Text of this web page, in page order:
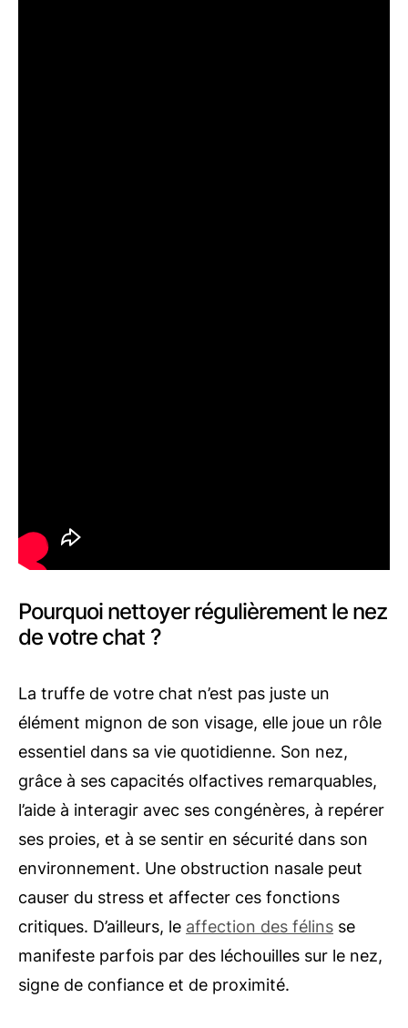
Pourquoi nettoyer régulièrement le nez
de votre chat ?
La truffe de votre chat n’est pas juste un
élément mignon de son visage, elle joue un rôle
essentiel dans sa vie quotidienne. Son nez,
grâce à ses capacités olfactives remarquables,
l’aide à interagir avec ses congénères, à repérer
ses proies, et à se sentir en sécurité dans son
environnement. Une obstruction nasale peut
causer du stress et affecter ces fonctions
critiques. D’ailleurs, le affection des félins se
manifeste parfois par des léchouilles sur le nez,
signe de confiance et de proximité.